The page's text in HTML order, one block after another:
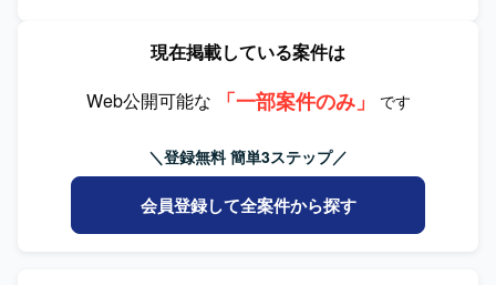
スや評価基盤なども順次整備されています。
果にこだわりながらデータドリブンに意思決定できる方が
き、失敗を恐れず前向きにチャレンジできる方、自らステ
力】 モダンなWeb開発チームの一員として、新規プロダク
トの企画・設計段階から関わることができます。AIを用い
たSpec Driven Developmentなど、最新の開発手法を実務の
中で経験できる環境です。ライブラリや技術選定にも関与
だきます。タップ音や正解・不正解のフィードバック音、
ファーレといったゲーミフィケーション要素を含む演出サ
もとにSEが必要な箇所を洗い出し、「鳴らし方（頻度・長
さ・音量・バリエーション）」を提案しながら設計してい
ただきます。クイズ、操作系、報酬・進捗系の各画面・状
態に応じたSEのトーンを整え、必要に応じてストーリーや
シーンに紐づく環境音の要否も含めて検討していただきま
現在掲載している案件は
Web公開可能な
「一部案件のみ」 です
＼登録無料 簡単3ステップ／
会員登録して全案件から探す